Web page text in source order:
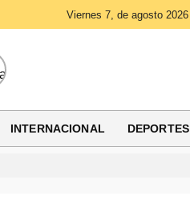
Viernes 7, de agosto 2026
INTERNACIONAL DEPORTES